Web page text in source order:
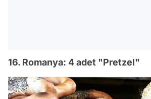
16. Romanya: 4 adet "Pretzel"